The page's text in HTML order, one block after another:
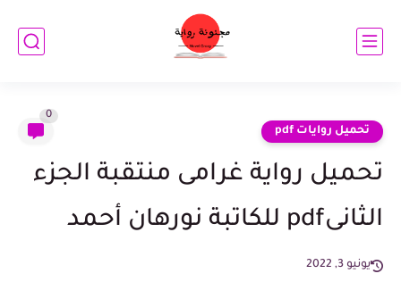
تحميل روايات pdf
0
تحميل رواية غرامى منتقبة الجزء
الثانىpdf للكاتبة نورهان أحمد
يونيو 3, 2022